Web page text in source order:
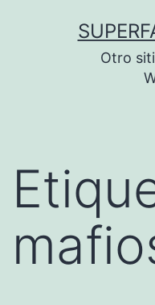
Otro